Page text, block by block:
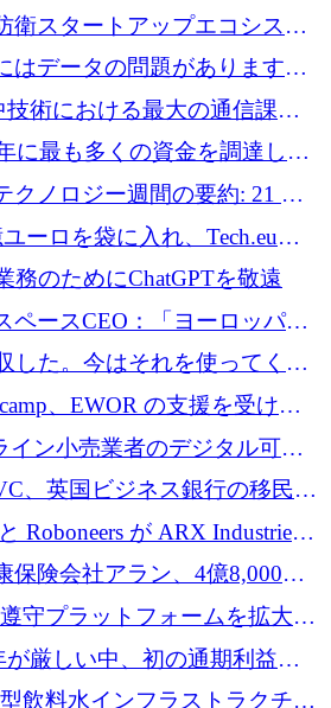
る無人システムを接続するた
します
衛スタートアップエコシステ
カソン
はデータの問題があります。
はそれを解決したいと考えて
技術における最大の通信課題
むために 16 万 2,000 ユーロを
に最も多くの資金を調達した
クノロジー週間の要約: 21 億
Tech.eu Funding Explorer
ーロを袋に入れ、Tech.eu
の立ち上げ、そしてルクセン
野望
務のためにChatGPTを敬遠
ペースCEO：「ヨーロッパは
る」
した。今はそれを使ってくれ
、EWOR の支援を受け、
テム用の空間 AI プラットフォ
イン小売業者のデジタル可視
るために 140 万ユーロを調達
、英国ビジネス銀行の移民主
プ支援で初のファンド獲得に
Roboneers が ARX Industries
地上車両の生産を拡大
保険会社アラン、4億8,000万
達ラウンドで合意
守プラットフォームを拡大す
ドルを調達
が厳しい中、初の通期利益を
飲料水インフラストラクチャ